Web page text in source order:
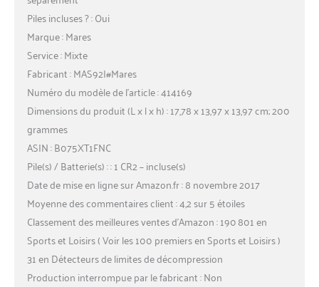
Piles incluses ? : Oui
Marque : Mares
Service : Mixte
Fabricant : MAS92|#Mares
Numéro du modèle de l’article : 414169
Dimensions du produit (L x l x h) : 17,78 x 13,97 x 13,97 cm; 200
grammes
ASIN : B075XT1FNC
Pile(s) / Batterie(s) : : 1 CR2 – incluse(s)
Date de mise en ligne sur Amazon.fr : 8 novembre 2017
Moyenne des commentaires client : 4,2 sur 5 étoiles
Classement des meilleures ventes d’Amazon : 190 801 en
Sports et Loisirs ( Voir les 100 premiers en Sports et Loisirs )
31 en Détecteurs de limites de décompression
Production interrompue par le fabricant : Non